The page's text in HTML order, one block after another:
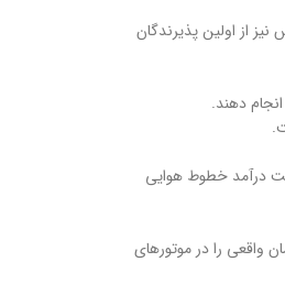
و پیپل اکسپرس نیز از اولین پذیرندگان
درآمد خطوط هوایی
واقعی را در موتورهای